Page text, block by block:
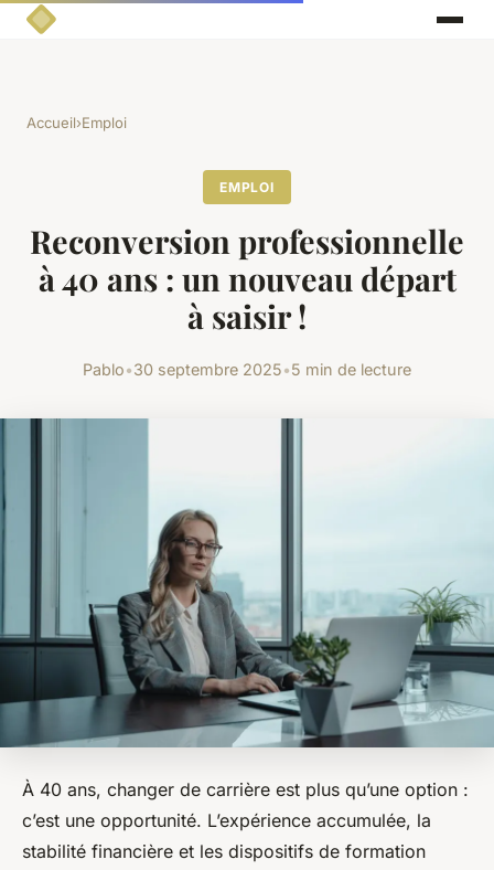
Accueil›Emploi
EMPLOI
Reconversion professionnelle
à 40 ans : un nouveau départ
à saisir !
Pablo•30 septembre 2025•5 min de lecture
À 40 ans, changer de carrière est plus qu’une option :
c’est une opportunité. L’expérience accumulée, la
stabilité financière et les dispositifs de formation